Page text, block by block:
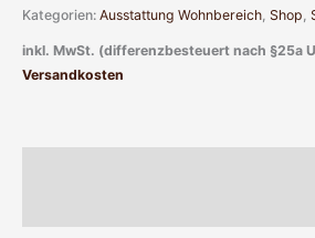
Kategorien: Ausstattung Wohnbereich Shop
inkl. MwSt. (differenzbesteuert nach §25a
Versandkosten